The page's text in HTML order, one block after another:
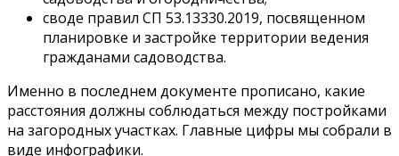
своде правил СП 53.13330.2019, посвященном
планировке и застройке территории ведения
гражданами садоводства.
Именно в последнем документе прописано, какие
расстояния должны соблюдаться между постройками
на загородных участках. Главные цифры мы собрали в
виде инфографики.